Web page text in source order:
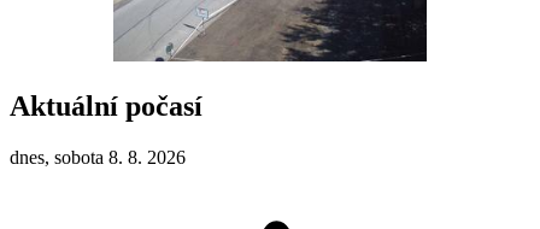
Aktuální počasí
dnes, sobota 8. 8. 2026